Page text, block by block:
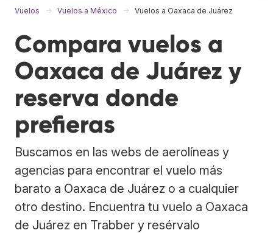
Vuelos Vuelos a México Vuelos a Oaxaca de Juárez
Compara vuelos a
Oaxaca de Juárez y
reserva donde
prefieras
Buscamos en las webs de aerolíneas y
agencias para encontrar el vuelo más
barato a Oaxaca de Juárez o a cualquier
otro destino. Encuentra tu vuelo a Oaxaca
de Juárez en Trabber y resérvalo